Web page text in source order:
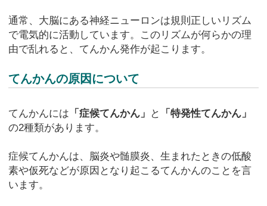
通常、大脳にある神経ニューロンは規則正しいリズム
で電気的に活動しています。このリズムが何らかの理
由で乱れると、てんかん発作が起こります。
てんかんの原因について
てんかんには 「症候てんかん」 と
「特発性てんかん」
の2種類があります。
症候てんかんは、脳炎や髄膜炎、生まれたときの低酸
素や仮死などが原因となり起こるてんかんのことを言
います。